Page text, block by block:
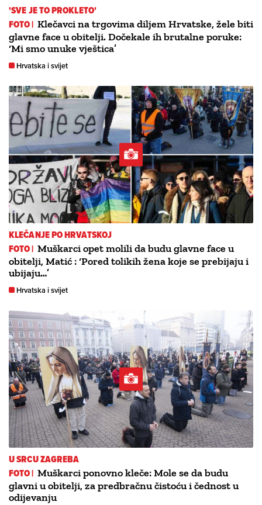
'SVE JE TO PROKLETO'
FOTO | Klečavci na trgovima diljem Hrvatske, žele biti
glavne face u obitelji. Dočekale ih brutalne poruke:
‘Mi smo unuke vještica’
Hrvatska i svijet
KLEČANJE PO HRVATSKOJ
FOTO | Muškarci opet molili da budu glavne face u
obitelji, Matić : ‘Pored tolikih žena koje se prebijaju i
ubijaju…’
Hrvatska i svijet
U SRCU ZAGREBA
FOTO | Muškarci ponovno kleče: Mole se da budu
glavni u obitelji, za predbračnu čistoću i čednost u
odijevanju